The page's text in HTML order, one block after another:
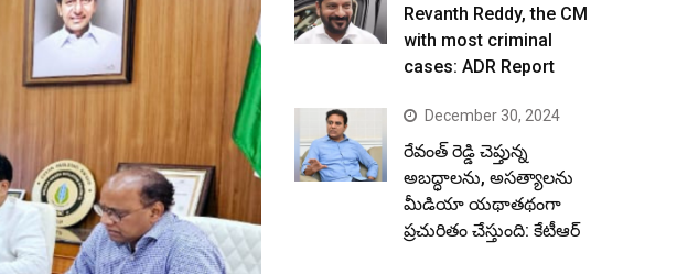
Revanth Reddy, the CM
with most criminal
cases: ADR Report
December 30, 2024
రేవంత్ రెడ్డి చెప్తున్న
అబద్ధాలను, అసత్యాలను
మీడియా యథాతథంగా
ప్రచురితం చేస్తుంది: కేటీఆర్